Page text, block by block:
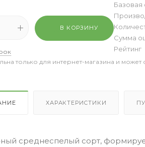
В КОРЗИНУ
Базовая
Сумма
Рейтинг
только для интернет-магазина и
ХАРАКТЕРИСТИКИ
среднеспелый сорт,